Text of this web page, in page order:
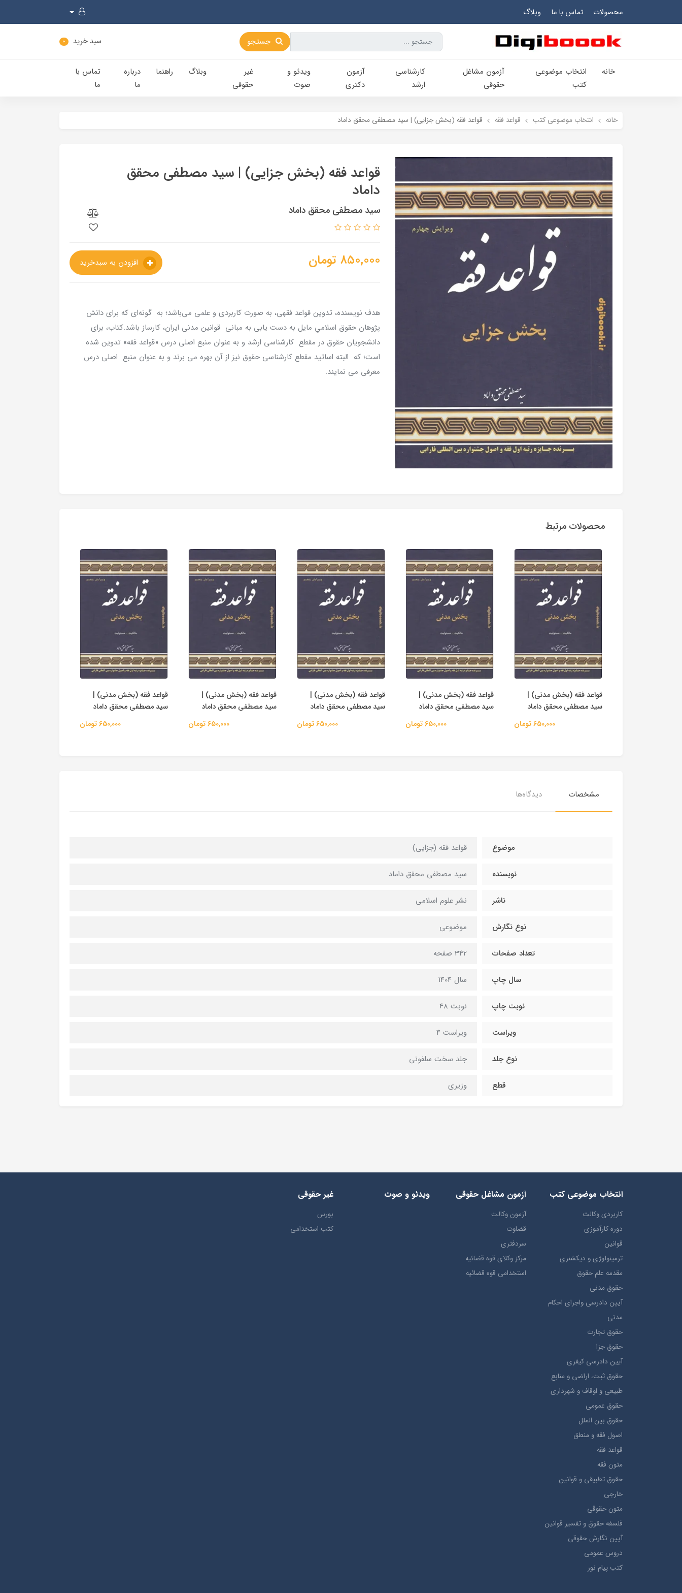
محصولات تماس با ما وبلاگ
جستجو سبد خرید 0
خانه
انتخاب​ موضوعي​
کتب
آزمون مشاغل
حقوقی
کارشناسی‌
ارشد
آزمون
دکتری
ویدئو و
صوت
غیر
حقوقی
وبلاگ راهنما
درباره
ما
تماس با
ما
خانه انتخاب​ موضوعي​ کتب قواعد فقه قواعد فقه (بخش جزایی) | سید مصطفی محقق داماد
قواعد فقه (بخش جزایی) | سید مصطفی محقق
داماد
سید مصطفی محقق داماد
850,000 تومان
هدف نویسنده، تدوین قواعد فقهی، به صورت کاربردی و علمی می‌باشد؛ به گونه‌ای که برای دانش
پژوهان حقوق اسلامیِ مایل به دست یابی به مبانی قوانین مدنی ایران، کارساز باشد.کتاب، برای
دانشجویان حقوق در مقطع کارشناسی ارشد و به عنوان منبع اصلی درس «قواعد فقه» تدوین شده
است؛ که البته اساتید مقطع کارشناسی حقوق نیز از آن بهره می برند و به عنوان منبع اصلی درس
معرفی می نمایند.
محصولات مرتبط
قواعد فقه (بخش مدنی) |
سید مصطفی محقق داماد
650,000 تومان
قواعد فقه (بخش مدنی) |
سید مصطفی محقق داماد
650,000 تومان
قواعد فقه (بخش مدنی) |
سید مصطفی محقق داماد
650,000 تومان
قواعد فقه (بخش مدنی) |
سید مصطفی محقق داماد
650,000 تومان
قواعد فقه (بخش مدنی) |
سید مصطفی محقق داماد
650,000 تومان
مشخصات دیدگاه‌ها
موضوع قواعد فقه (جزایی)
نویسنده سید مصطفی محقق داماد
ناشر نشر علوم اسلامی
نوع نگارش موضوعی
تعداد صفحات 342 صفحه
سال چاپ سال 1404
نوبت چاپ نوبت 48
ویراست ويراست 4
نوع جلد جلد سخت سلفونی
قطع وزيري
انتخاب​ موضوعي​ کتب
کاربردی وکالت
دوره کارآموزی
قوانین
ترمينولوژي و ديکشنري
مقدمه علم حقوق
حقوق مدني
آيين دادرسي ​واجراي ​احکام ​
مدني
حقوق تجارت
حقوق جزا
آيین دادرسی کیفری
حقوق ثبت، اراضي و منابع
طبيعي و اوقاف و شهرداری
حقوق عمومی
حقوق بين الملل
اصول فقه و منطق
قواعد فقه
متون فقه
حقوق تطبيقي و قوانین
خارجی
متون حقوقي
فلسفه حقوق و تفسیر قوانین
آیین نگارش حقوقی
دروس عمومی
کتب پیام نور
آزمون مشاغل حقوقی
آزمون وکالت
قضاوت
سردفتری
مرکز وکلای قوه قضائیه
استخدامی قوه قضائیه
ویدئو و صوت غیر حقوقی
بورس
کتب استخدامی